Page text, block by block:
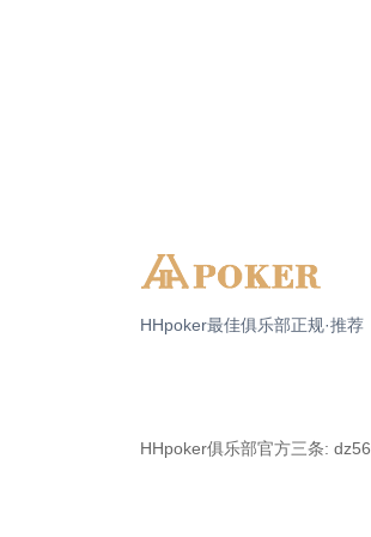
HHpoker最佳俱乐部正规·推荐
HHpoker俱乐部官方三条: